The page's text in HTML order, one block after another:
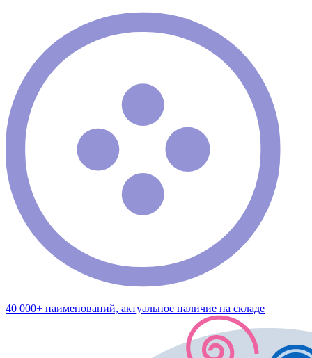
40 000+ наименований, актуальное наличие на складе